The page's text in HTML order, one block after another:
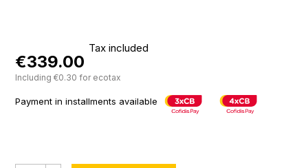
€339.00
Tax included
Including €0.30 for ecotax
Payment in installments available